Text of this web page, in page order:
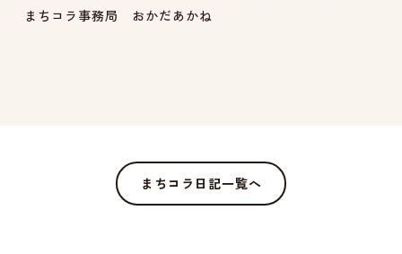
まちコラ事務局 おかだあかね
まちコラ日記一覧へ